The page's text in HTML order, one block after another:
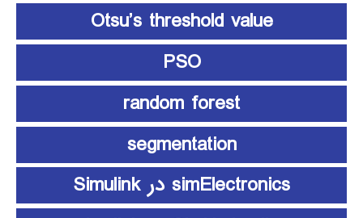
Otsu’s threshold value
PSO
random forest
segmentation
simElectronics در Simulink